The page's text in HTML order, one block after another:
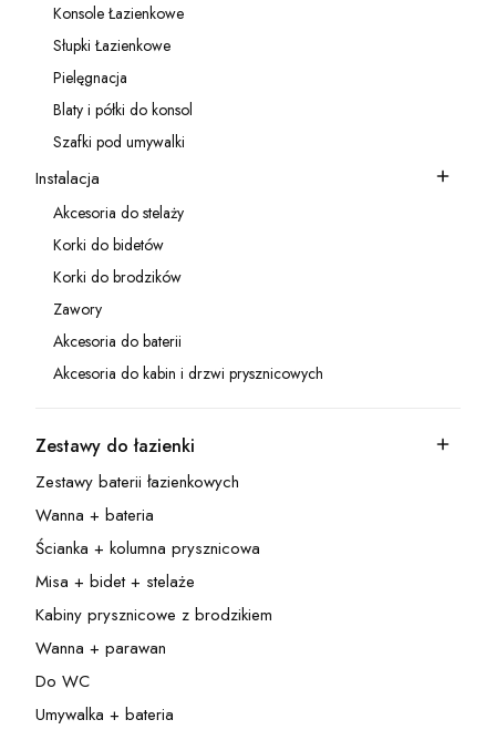
Kategoria - Konsole Łazienkowe
Konsole Łazienkowe
Kategoria - Słupki Łazienkowe
Słupki Łazienkowe
Kategoria - Pielęgnacja
Pielęgnacja
Kategoria - Blaty i półki do konsol
Blaty i półki do konsol
Kategoria - Szafki pod umywalki
Szafki pod umywalki
Kategoria - Instalacja
Instalacja
Kategoria - Akcesoria do stelaży
Akcesoria do stelaży
Kategoria - Korki do bidetów
Korki do bidetów
Kategoria - Korki do brodzików
Korki do brodzików
Kategoria - Zawory
Zawory
Kategoria - Akcesoria do baterii
Akcesoria do baterii
Kategoria - Akcesoria do kabin i drzwi prysznicowych
Akcesoria do kabin i drzwi prysznicowych
Kategoria - Zestawy do łazienki
Zestawy do łazienki
Kategoria - Zestawy baterii łazienkowych
Zestawy baterii łazienkowych
Kategoria - Wanna + bateria
Wanna + bateria
Kategoria - Ścianka + kolumna prysznicowa
Ścianka + kolumna prysznicowa
Kategoria - Misa + bidet + stelaże
Misa + bidet + stelaże
Kategoria - Kabiny prysznicowe z brodzikiem
Kabiny prysznicowe z brodzikiem
Kategoria - Wanna + parawan
Wanna + parawan
Kategoria - Do WC
Do WC
Kategoria - Umywalka + bateria
Umywalka + bateria